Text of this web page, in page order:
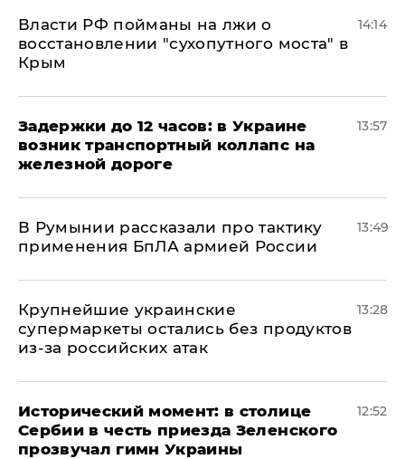
Власти РФ пойманы на лжи о
восстановлении "сухопутного моста" в
Крым
14:14
Задержки до 12 часов: в Украине
возник транспортный коллапс на
железной дороге
13:57
В Румынии рассказали про тактику
применения БпЛА армией России
13:49
Крупнейшие украинские
супермаркеты остались без продуктов
из-за российских атак
13:28
Исторический момент: в столице
Сербии в честь приезда Зеленского
прозвучал гимн Украины
12:52